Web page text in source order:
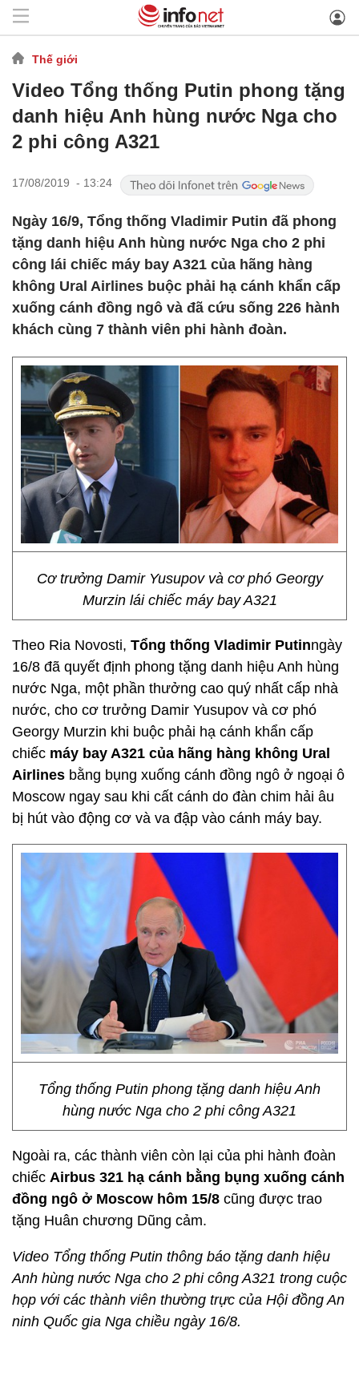
Thế giới
Video Tổng thống Putin phong tặng
danh hiệu Anh hùng nước Nga cho
2 phi công A321
17/08/2019 - 13:24
Ngày 16/9, Tổng thống Vladimir Putin đã phong
tặng danh hiệu Anh hùng nước Nga cho 2 phi
công lái chiếc máy bay A321 của hãng hàng
không Ural Airlines buộc phải hạ cánh khẩn cấp
xuống cánh đồng ngô và đã cứu sống 226 hành
khách cùng 7 thành viên phi hành đoàn.
Cơ trưởng Damir Yusupov và cơ phó Georgy
Murzin lái chiếc máy bay A321
Theo Ria Novosti, Tổng thống Vladimir Putinngày
16/8 đã quyết định phong tặng danh hiệu Anh hùng
nước Nga, một phần thưởng cao quý nhất cấp nhà
nước, cho cơ trưởng Damir Yusupov và cơ phó
Georgy Murzin khi buộc phải hạ cánh khẩn cấp
chiếc máy bay A321 của hãng hàng không Ural
Airlines bằng bụng xuống cánh đồng ngô ở ngoại ô
Moscow ngay sau khi cất cánh do đàn chim hải âu
bị hút vào động cơ và va đập vào cánh máy bay.
Tổng thống Putin phong tặng danh hiệu Anh
hùng nước Nga cho 2 phi công A321
Ngoài ra, các thành viên còn lại của phi hành đoàn
chiếc Airbus 321 hạ cánh bằng bụng xuống cánh
đồng ngô ở Moscow hôm 15/8 cũng được trao
tặng Huân chương Dũng cảm.
Video Tổng thống Putin thông báo tặng danh hiệu
Anh hùng nước Nga cho 2 phi công A321 trong cuộc
họp với các thành viên thường trực của Hội đồng An
ninh Quốc gia Nga chiều ngày 16/8.